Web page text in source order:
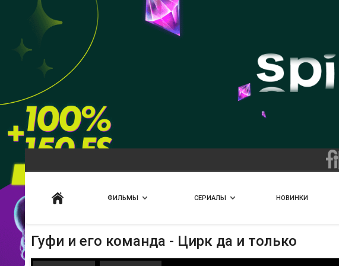
ФИЛЬМЫ СЕРИАЛЫ НОВИНКИ
Гуфи и его команда - Цирк да и только